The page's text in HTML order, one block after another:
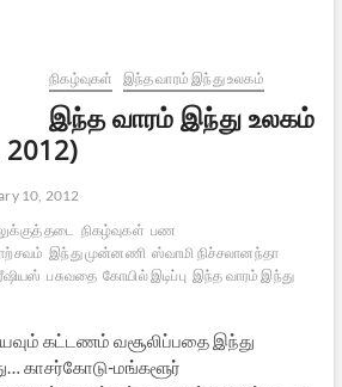
நிகழ்வுகள் இந்த வாரம் இந்து உலகம்
இந்த வாரம் இந்து உலகம்
2012)
10, 2012
தடை நிகழ்வுகள் பண
இந்து முன்னணி ஸ்வாமி நிச்சலானந்தா
பசுவதை கோயில் இடிப்பு இந்த வாரம் இந்து
கட்டணம் வசூலிப்பதை இந்து
காசர்கோடு-மங்களூர்